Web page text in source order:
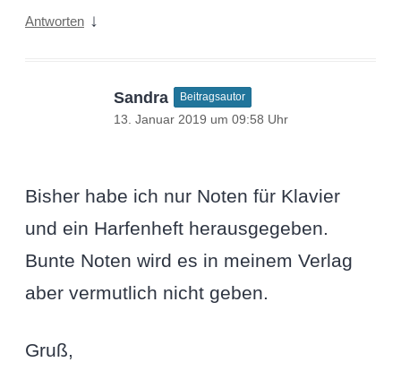
Antworten ↓
Sandra Beitragsautor
13. Januar 2019 um 09:58 Uhr
Bisher habe ich nur Noten für Klavier
und ein Harfenheft herausgegeben.
Bunte Noten wird es in meinem Verlag
aber vermutlich nicht geben.
Gruß,